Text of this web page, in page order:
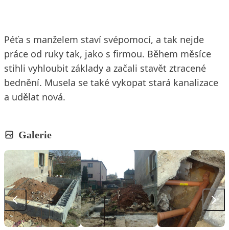
Péťa s manželem staví svépomocí, a tak nejde
práce od ruky tak, jako s firmou. Během měsíce
stihli vyhloubit základy a začali stavět ztracené
bednění. Musela se také vykopat stará kanalizace
a udělat nová.
Galerie